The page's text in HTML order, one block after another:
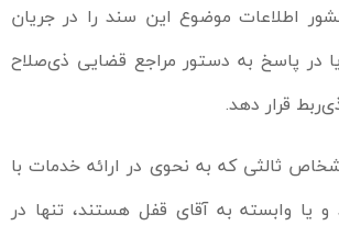
اطلاعات موضوع این سند را در جریان
در پاسخ به دستور مراجع قضایی ذی‌صلاح
قرار دهد.
ثالثی که به نحوی در ارائه خدمات با
یا وابسته به آقای قفل هستند، تنها در